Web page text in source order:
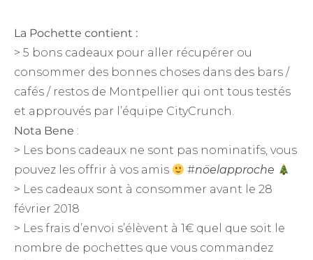
La Pochette contient :
> 5 bons cadeaux pour aller récupérer ou
consommer des bonnes choses dans des bars /
cafés / restos de Montpellier qui ont tous testés
et approuvés par l’équipe CityCrunch.
Nota Bene :
> Les bons cadeaux ne sont pas nominatifs, vous
pouvez les offrir à vos amis
#nöelapproche
> Les cadeaux sont à consommer avant le 28
février 2018
> Les frais d’envoi s’élèvent à 1€ quel que soit le
nombre de pochettes que vous commandez